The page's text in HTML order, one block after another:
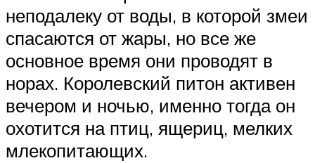
неподалеку от воды, в которой змеи
спасаются от жары, но все же
основное время они проводят в
норах. Королевский питон активен
вечером и ночью, именно тогда он
охотится на птиц, ящериц, мелких
млекопитающих.